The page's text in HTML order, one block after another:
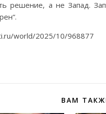
решение, а не Запад.
world/2025/10/968877
ВАМ